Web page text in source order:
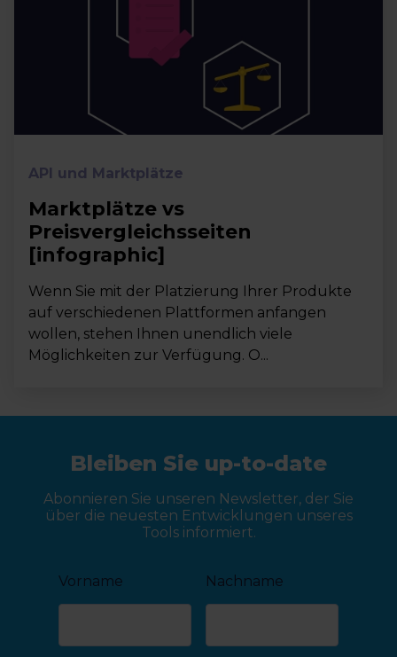
API und Marktplätze
Marktplätze vs
Preisvergleichsseiten
[infographic]
Wenn Sie mit der Platzierung Ihrer Produkte
auf verschiedenen Plattformen anfangen
wollen, stehen Ihnen unendlich viele
Möglichkeiten zur Verfügung. O...
Bleiben Sie up-to-date
Abonnieren Sie unseren Newsletter, der Sie
über die neuesten Entwicklungen unseres
Tools informiert.
Vorname Nachname